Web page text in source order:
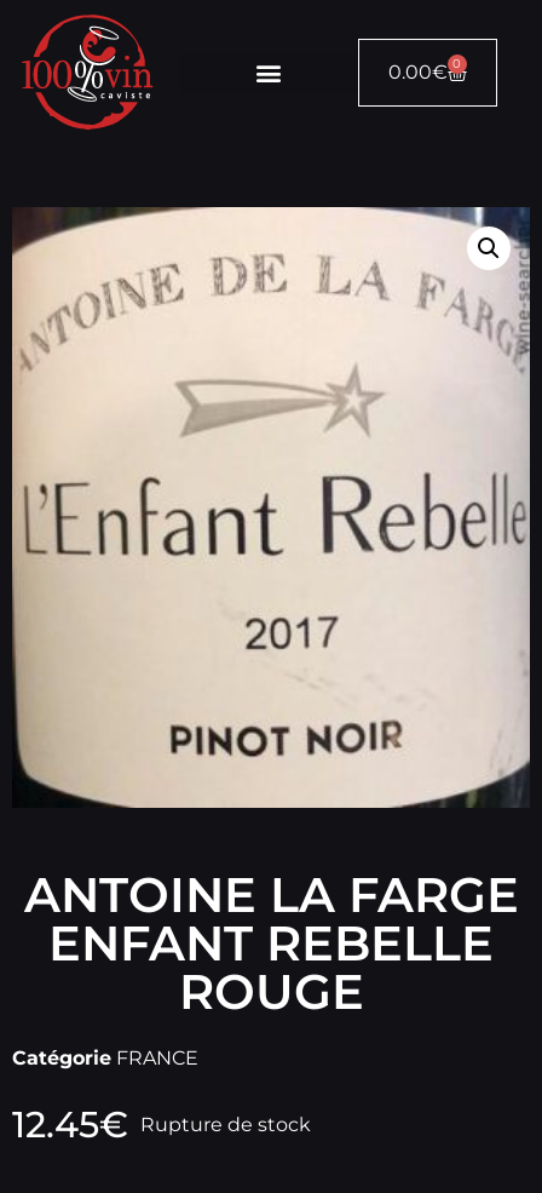
0.00€ 0
ANTOINE LA FARGE
ENFANT REBELLE
ROUGE
Catégorie FRANCE
12.45€ Rupture de stock